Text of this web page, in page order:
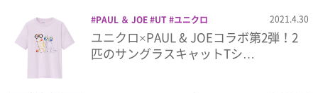
Emoメン
ランキング
PAUL ＆ JOE UT ユニクロ 2021.4.30
ユニクロ×PAUL & JOEコラボ第2弾！2
匹のサングラスキャットTシ…